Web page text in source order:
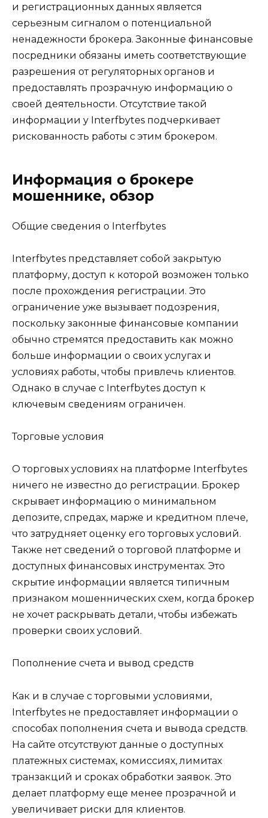
и регистрационных данных является
серьезным сигналом о потенциальной
ненадежности брокера. Законные финансовые
посредники обязаны иметь соответствующие
разрешения от регуляторных органов и
предоставлять прозрачную информацию о
своей деятельности. Отсутствие такой
информации у Interfbytes подчеркивает
рискованность работы с этим брокером.
Информация о брокере
мошеннике, обзор
Общие сведения о Interfbytes
Interfbytes представляет собой закрытую
платформу, доступ к которой возможен только
после прохождения регистрации. Это
ограничение уже вызывает подозрения,
поскольку законные финансовые компании
обычно стремятся предоставить как можно
больше информации о своих услугах и
условиях работы, чтобы привлечь клиентов.
Однако в случае с Interfbytes доступ к
ключевым сведениям ограничен.
Торговые условия
О торговых условиях на платформе Interfbytes
ничего не известно до регистрации. Брокер
скрывает информацию о минимальном
депозите, спредах, марже и кредитном плече,
что затрудняет оценку его торговых условий.
Также нет сведений о торговой платформе и
доступных финансовых инструментах. Это
скрытие информации является типичным
признаком мошеннических схем, когда брокер
не хочет раскрывать детали, чтобы избежать
проверки своих условий.
Пополнение счета и вывод средств
Как и в случае с торговыми условиями,
Interfbytes не предоставляет информации о
способах пополнения счета и вывода средств.
На сайте отсутствуют данные о доступных
платежных системах, комиссиях, лимитах
транзакций и сроках обработки заявок. Это
делает платформу еще менее прозрачной и
увеличивает риски для клиентов.